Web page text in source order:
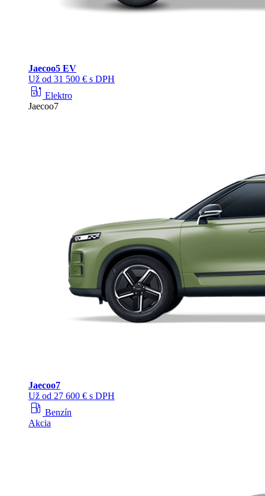
Jaecoo5 EV
Už od 31 500 € s DPH
ev_station Elektro
Jaecoo7
Jaecoo7
Už od 27 600 € s DPH
local_gas_station Benzín
Akcia